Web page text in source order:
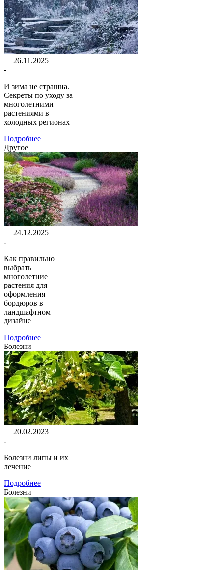
26.11.2025
-
И зима не страшна.
Секреты по уходу за
многолетними
растениями в
холодных регионах
Подробнее
Другое
24.12.2025
-
Как правильно
выбрать
многолетние
растения для
оформления
бордюров в
ландшафтном
дизайне
Подробнее
Болезни
20.02.2023
-
Болезни липы и их
лечение
Подробнее
Болезни